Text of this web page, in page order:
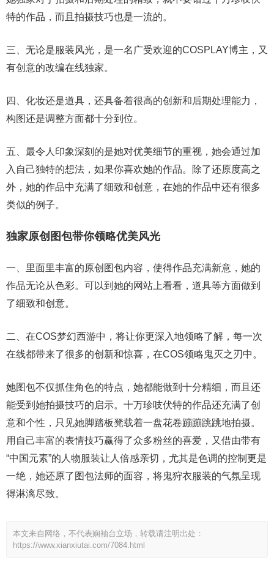
特的作品，而且拍摄技巧也是一流的。
三、无论是服装风光，是一名广受欢迎的COSPLAY博主，又
有创意的改编在线独家。
四、化妆还是道具，还具备着很高的创新和后期处理能力，
构图还是调整方面都十分到位。
五、最令人印象深刻的是她对优美细节的重视，她会通过加
入自己独特的想法，如果你喜欢她的作品。除了还原度高之
外，她的作品中充满了细致和创意，在她的作品中还有很多
类似的例子。
独家原创图包带你领略优美风光
一、里面里丰富的原创图包内容，使得作品充满新意，她的
作品无论从色彩。可以到她的网站上看看，道具等方面做到
了细致和创意。
二、在COS梦幻西游中，将让你更深入地领略了解，每一次
在线都带来了很多的创新和惊喜，在COS领略鬼灭之刃中。
她图包不仅抓住角色的特点，她都能做到十分精细，而且还
能受到她拍摄技巧的启示。十万珍吱伏特的作品还充满了创
意和个性，只见她脚踏板凳载着一盘花卷蹦蹦跳跳地拍摄。
用自己丰富的表情技巧赢得了众多粉丝的喜爱，又借由带有
“中国元素”的人物服装让人倍感亲切，尤其是色调的控制更是
一绝，她还原了图包法师的面容，将鬼狩衣服装的气氛呈现
得淋漓尽致。
本文来自网络，不代表娴袖台立场，转载请注明出处：
https://www.xianxiutai.com/7084.html